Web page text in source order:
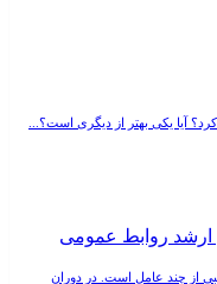
کرد؟ آیا یکی بهتر از دیگری است؟...
روابط عمومی
از چند عامل است. در دوران